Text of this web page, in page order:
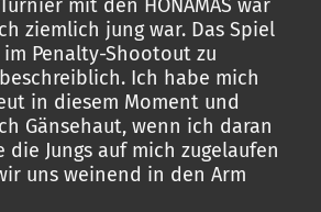
mit den HONAMAS war
ziemlich jung war. Das Spiel
Penalty-Shootout zu
Ich habe mich
in diesem Moment und
Gänsehaut, wenn ich daran
die Jungs auf mich zugelaufen
uns weinend in den Arm